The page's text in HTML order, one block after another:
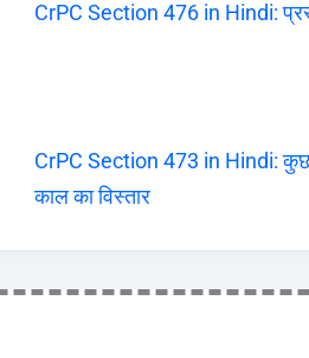
CrPC Section 476 in Hindi:
CrPC Section 473 in Hindi: कुछ
काल का विस्तार